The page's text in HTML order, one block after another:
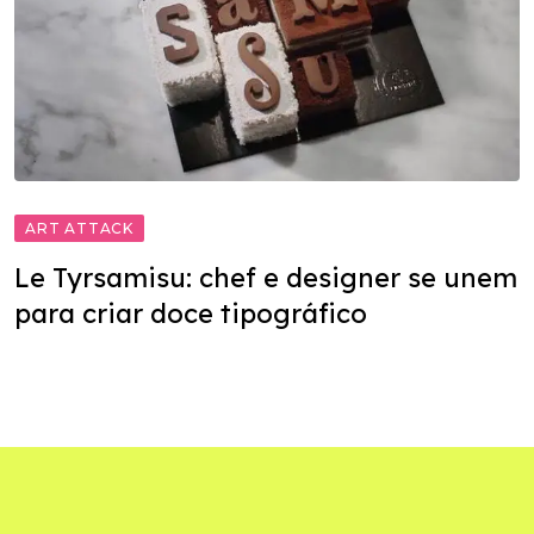
ART ATTACK
Le Tyrsamisu: chef e designer se unem
para criar doce tipográfico